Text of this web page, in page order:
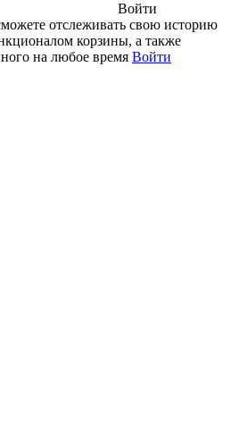
Войти
отслеживать свою историю
корзины, а также
на любое время Войти